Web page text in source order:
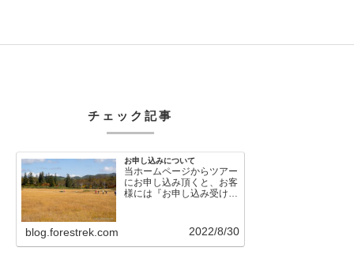
チェック記事
お申し込みについて
当ホームページからツアー
にお申し込み頂くと、お客
様には『お申し込み受け付
blog.forestrek.com 2022/8/30